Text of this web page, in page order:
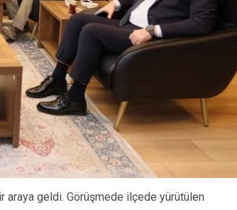
araya geldi. Görüşmede ilçede yürütülen